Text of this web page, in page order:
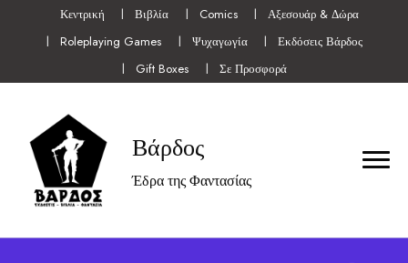
Κεντρική Βιβλία Comics
Αξεσουάρ & Δώρα
Roleplaying Games
Ψυχαγωγία
Εκδόσεις Βάρδος
Gift Boxes
Σε Προσφορά
Βάρδος
Έδρα της Φαντασίας